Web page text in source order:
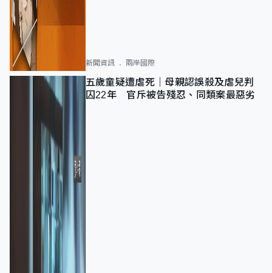
新聞資訊 兩岸國際
五歲童疑遭虐死｜母親認誤殺及虐兒判
囚22年 官斥被告殘忍、同類案最惡劣